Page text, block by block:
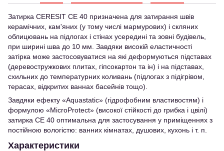
Затирка CERESIT CE 40 призначена для затирання швів
керамічних, кам'яних (у тому числі мармурових) і скляних
облицювань на підлогах і стінах усередині та зовні будівель,
при ширині шва до 10 мм. Завдяки високій еластичності
затірка може застосовуватися на які деформуються підставах
(деревостружкових плитах, гіпсокартон та ін) і на підставах,
схильних до температурних коливань (підлогах з підігрівом,
терасах, відкритих ваннах басейнів тощо).
Завдяки ефекту «Aquastatic» (гідрофобним властивостям) і
формулою «MicroProtect» (високої стійкості до грибка і цвілі)
затирка CE 40 оптимальна для застосування у приміщеннях з
постійною вологістю: ванних кімнатах, душових, кухонь і т. п.
Характеристики